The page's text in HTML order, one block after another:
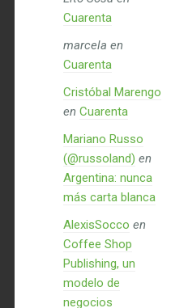
Cuarenta
marcela en
Cuarenta
Cristóbal Marengo
en Cuarenta
Mariano Russo
(@russoland) en
Argentina: nunca
más carta blanca
AlexisSocco en
Coffee Shop
Publishing, un
modelo de
negocios